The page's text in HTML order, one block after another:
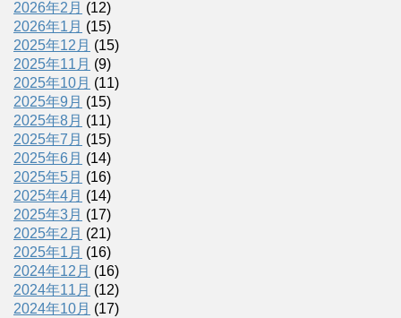
2026年2月 (12)
2026年1月 (15)
2025年12月 (15)
2025年11月 (9)
2025年10月 (11)
2025年9月 (15)
2025年8月 (11)
2025年7月 (15)
2025年6月 (14)
2025年5月 (16)
2025年4月 (14)
2025年3月 (17)
2025年2月 (21)
2025年1月 (16)
2024年12月 (16)
2024年11月 (12)
2024年10月 (17)